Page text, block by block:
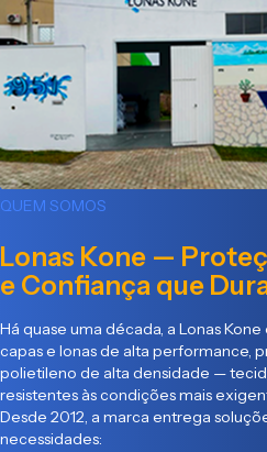
QUEM SOMOS
Lonas Kone —
e Confiança que
Há quase uma década, a Lonas
capas e lonas de alta performance,
polietileno de alta densidade —
resistentes às condições mais
Desde 2012, a marca entrega
necessidades: